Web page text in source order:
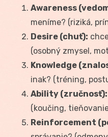
Awareness
meníme? (riziká,
Desire (chuť):
(osobný zmysel,
Knowledge
inak? (tréning,
Ability (zručnosť):
(koučing,
Reinforcement